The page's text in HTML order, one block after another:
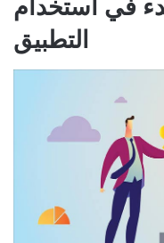
في استخدام
التطبيق